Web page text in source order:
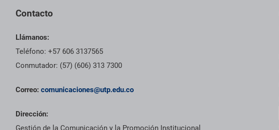
Contacto
Llámanos:
Teléfono: +57 606 3137565
Conmutador: (57) (606) 313 7300
Correo: comunicaciones@utp.edu.co
Dirección:
Gestión de la Comunicación y la Promoción Institucional